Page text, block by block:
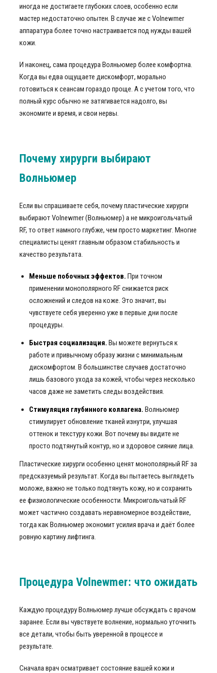
иногда не достигаете глубоких слоев, особенно если
мастер недостаточно опытен. В случае же с Volnewmer
аппаратура более точно настраивается под нужды вашей
кожи.
И наконец, сама процедура Волньюмер более комфортна.
Когда вы едва ощущаете дискомфорт, морально
готовиться к сеансам гораздо проще. А с учетом того, что
полный курс обычно не затягивается надолго, вы
экономите и время, и свои нервы.
Почему хирурги выбирают
Волньюмер
Если вы спрашиваете себя, почему пластические хирурги
выбирают Volnewmer (Волньюмер) а не микроигольчатый
RF, то ответ намного глубже, чем просто маркетинг. Многие
специалисты ценят главным образом стабильность и
качество результата.
Меньше побочных эффектов. При точном
применении монополярного RF снижается риск
осложнений и следов на коже. Это значит, вы
чувствуете себя уверенно уже в первые дни после
процедуры.
Быстрая социализация. Вы можете вернуться к
работе и привычному образу жизни с минимальным
дискомфортом. В большинстве случаев достаточно
лишь базового ухода за кожей, чтобы через несколько
часов даже не заметить следы воздействия.
Стимуляция глубинного коллагена. Волньюмер
стимулирует обновление тканей изнутри, улучшая
оттенок и текстуру кожи. Вот почему вы видите не
просто подтянутый контур, но и здоровое сияние лица.
Пластические хирурги особенно ценят монополярный RF за
предсказуемый результат. Когда вы пытаетесь выглядеть
моложе, важно не только подтянуть кожу, но и сохранить
ее физиологические особенности. Микроигольчатый RF
может частично создавать неравномерное воздействие,
тогда как Волньюмер экономит усилия врача и даёт более
ровную картину лифтинга.
Процедура Volnewmer: что ожидать
Каждую процедуру Волньюмер лучше обсуждать с врачом
заранее. Если вы чувствуете волнение, нормально уточнить
все детали, чтобы быть уверенной в процессе и
результате.
Сначала врач осматривает состояние вашей кожи и